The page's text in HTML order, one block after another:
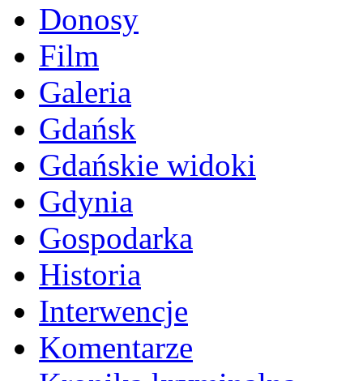
Donosy
Film
Galeria
Gdańsk
Gdańskie widoki
Gdynia
Gospodarka
Historia
Interwencje
Komentarze